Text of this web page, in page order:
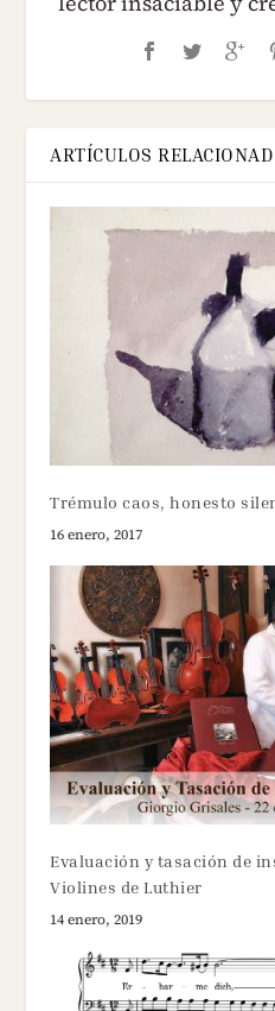
ARTÍCULOS
Trémulo caos, honesto
16 enero, 2017
Evaluación y tasación de
Violines de Luthier
14 enero, 2019